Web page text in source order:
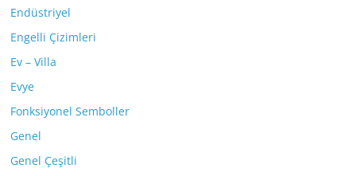
Endüstriyel
Engelli Çizimleri
Ev – Villa
Evye
Fonksiyonel Semboller
Genel
Genel Çeşitli